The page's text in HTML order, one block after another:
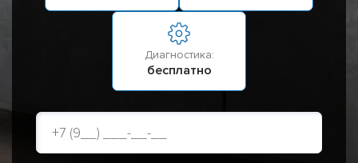
Диагностика:
бесплатно